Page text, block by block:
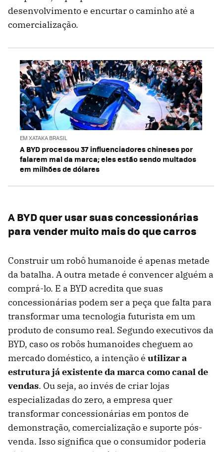
desenvolvimento e encurtar o caminho até a
comercialização.
EM XATAKA BRASIL
A BYD processou 37 influenciadores chineses por
falarem mal da marca; eles estão sendo multados
em milhões de dólares
A BYD quer usar suas concessionárias
para vender muito mais do que carros
Construir um robô humanoide é apenas metade
da batalha. A outra metade é convencer alguém a
comprá-lo. E a BYD acredita que suas
concessionárias podem ser a peça que falta para
transformar uma tecnologia futurista em um
produto de consumo real. Segundo executivos da
BYD, caso os robôs humanoides cheguem ao
mercado doméstico, a intenção é utilizar a
estrutura já existente da marca como canal de
vendas. Ou seja, ao invés de criar lojas
especializadas do zero, a empresa quer
transformar concessionárias em pontos de
demonstração, comercialização e suporte pós-
venda. Isso significa que o consumidor poderia